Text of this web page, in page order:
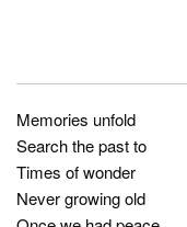
Memories unfold
Search the past to
Times of wonder
Never growing old